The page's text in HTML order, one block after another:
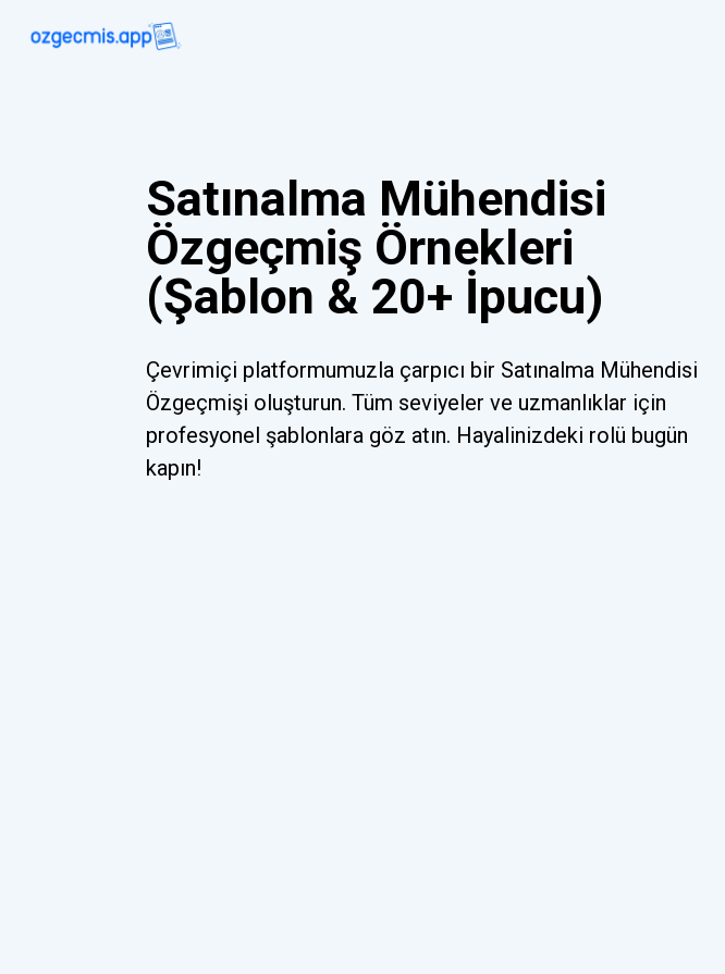
Satınalma Mühendisi
Özgeçmiş Örnekleri
(Şablon & 20+ İpucu)
Çevrimiçi platformumuzla çarpıcı bir Satınalma Mühendisi
Özgeçmişi oluşturun. Tüm seviyeler ve uzmanlıklar için
profesyonel şablonlara göz atın. Hayalinizdeki rolü bugün
kapın!